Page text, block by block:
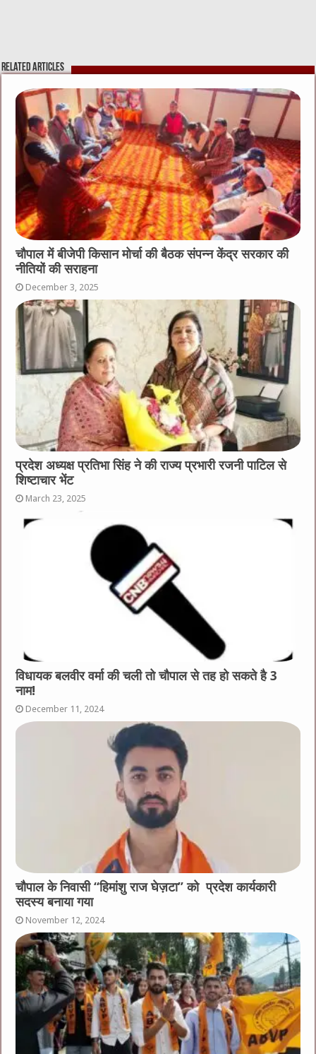
Related Articles
चौपाल में बीजेपी किसान मोर्चा की बैठक संपन्न केंद्र सरकार की
नीतियों की सराहना
December 3, 2025
प्रदेश अध्यक्ष प्रतिभा सिंह ने की राज्य प्रभारी रजनी पाटिल से
शिष्टाचार भेंट
March 23, 2025
विधायक बलवीर वर्मा की चली तो चौपाल से तह हो सकते है 3
नाम!
December 11, 2024
चौपाल के निवासी “हिमांशु राज घेज़टा” को प्रदेश कार्यकारी
सदस्य बनाया गया
November 12, 2024